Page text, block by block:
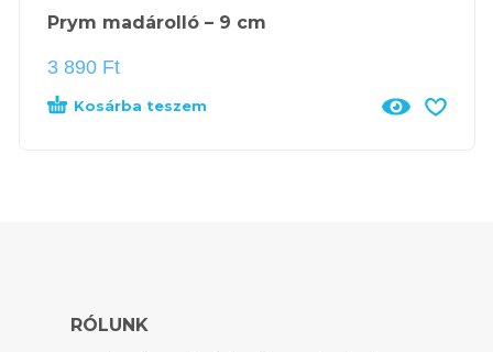
Prym madárolló – 9 cm
3 890 Ft
Kosárba teszem
RÓLUNK